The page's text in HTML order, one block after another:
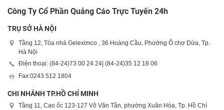
Công Ty Cổ Phần Quảng Cáo Trực Tuyến 24h
TRỤ SỞ HÀ NỘI
Tầng 12, Tòa nhà Geleximco , 36 Hoàng Cầu, Phường Ô chợ Dừa, Tp.
Hà Nội
Điện thoại: (84-24)73 00 24 24 | (84-24)35 12 18 06
Fax:0243 512 1804
CHI NHÁNH TP.HỒ CHÍ MINH
Tầng 11, Cao ốc 123-127 Võ Văn Tần, phường Xuân Hòa, Tp. Hồ Chí